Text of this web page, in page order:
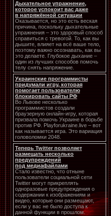
Дыхательное упражнение,
которое успокоит вас даже
в напряжённой ситуации
Оказывается, но это есть веская
причина, поскольку дыхательные
упражнения – это здоровый способ
справиться с тревогой. То, как вы
дышите, влияет на всё ваше тело,
поэтому важно осознавать, как вы
это делаете. Глубокое дыхание –
один из лучших способов помочь
телу снять напряжение.
Украинские программисты
придумали игру, которая
помогает пользователю
блокировать сайты РФ
Во Львове несколько
программистов создали
браузерную онлайн-игру, которая
призвала помочь Украине в борьбе
против РФ. Playforukraine.live – вот
как называется игра. Это вариация
головоломки 2048.
Теперь Twitter позволяет
размещать несколько
предупреждений
под медиафайлами
Стало известно, что отныне
пользователи социальной сети
Twitter могут прикреплять
одноразовые предупреждения о
содержании к изображениям и
видео, которые они размещают,
если у вас не было доступа к
данной функции в прошлом.